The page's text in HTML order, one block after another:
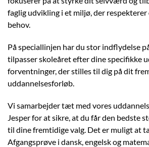
faglig udvikling i et miljø, der
behov.
På speciallinjen har du stor indflydelse
tilpasser skoleåret efter dine specifikke
forventninger, der stilles til dig på dit
uddannelsesforløb.
Vi samarbejder tæt med vores
Jesper for at sikre, at du får den bedste
til dine fremtidige valg. Det er muligt at
Afgangsprøve i dansk, engelsk og